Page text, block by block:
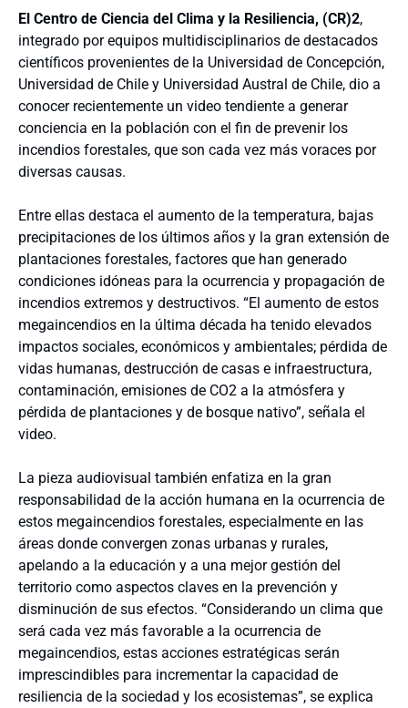
El Centro de Ciencia del Clima y la Resiliencia, (CR)2,
integrado por equipos multidisciplinarios de destacados
científicos provenientes de la Universidad de Concepción,
Universidad de Chile y Universidad Austral de Chile, dio a
conocer recientemente un video tendiente a generar
conciencia en la población con el fin de prevenir los
incendios forestales, que son cada vez más voraces por
diversas causas.
Entre ellas destaca el aumento de la temperatura, bajas
precipitaciones de los últimos años y la gran extensión de
plantaciones forestales, factores que han generado
condiciones idóneas para la ocurrencia y propagación de
incendios extremos y destructivos. “El aumento de estos
megaincendios en la última década ha tenido elevados
impactos sociales, económicos y ambientales; pérdida de
vidas humanas, destrucción de casas e infraestructura,
contaminación, emisiones de CO2 a la atmósfera y
pérdida de plantaciones y de bosque nativo”, señala el
video.
La pieza audiovisual también enfatiza en la gran
responsabilidad de la acción humana en la ocurrencia de
estos megaincendios forestales, especialmente en las
áreas donde convergen zonas urbanas y rurales,
apelando a la educación y a una mejor gestión del
territorio como aspectos claves en la prevención y
disminución de sus efectos. “Considerando un clima que
será cada vez más favorable a la ocurrencia de
megaincendios, estas acciones estratégicas serán
imprescindibles para incrementar la capacidad de
resiliencia de la sociedad y los ecosistemas”, se explica